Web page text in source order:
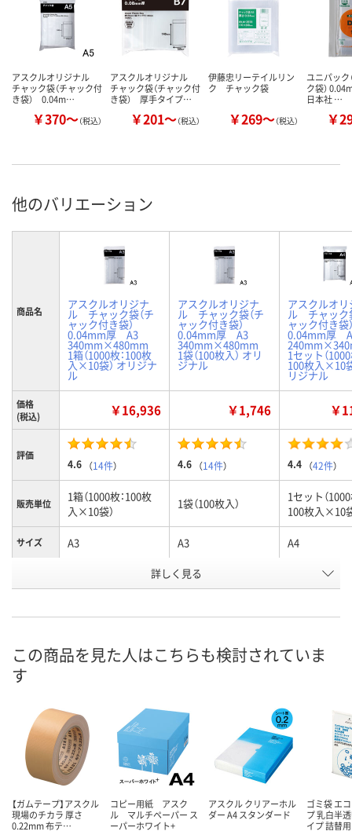
アスクルオリジナル
チャック袋（チャック付
き袋） 0.04m…
￥370～（税込）
アスクルオリジナル
チャック袋（チャック付
き袋） 厚手タイプ…
￥201～（税込）
伊藤忠リーテイルリン
ク チャック袋
￥269～（税込）
ユニパック
ク袋）
日本社 …
￥
他のバリエーション
商品名 アスクルオリジナ
ル チャック袋（チ
ャック付き袋）
0.04mm厚 A3
340mm×480mm
1箱（1000枚：100枚
入×10袋） オリジナ
ル
アスクルオリジナ
ル チャック袋（チ
ャック付き袋）
0.04mm厚 A3
340mm×480mm
1袋（100枚入） オリ
ジナル
アスクルオリ
ル チャック
ャック付き
0.04mm厚
1セット（1000
100枚入×10
リジナル
価格
(税込)
￥16,936 ￥1,746 ￥
評価
4.6 （14件） 4.6 （14件） 4.4 （42件）
販売単位
1箱（1000枚：100枚
入×10袋）
1袋（100枚入）
1セット（1000
100枚入×10
サイズ A3 A3 A4
2326890 9477528
8月11日（火）
カゴへ カ
詳しく見る
この商品を見た人はこちらも検討されていま
す
【ガムテープ】アスクル
現場のチカラ 厚さ
0.22mm 布テ…
コピー用紙 アスク
ル マルチペーパー ス
ーパーホワイト+
アスクル クリアーホル
ダー A4 スタンダード
ゴミ袋 エ
プ 乳白半
イプ 詰替